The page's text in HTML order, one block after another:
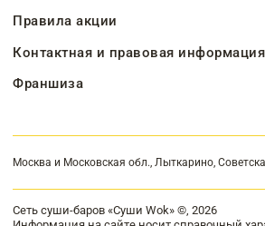
Правила акции
Контактная и правовая информация
Франшиза
Москва и Московская обл., Лыткарино,
Сеть суши-баров «Суши Wok» ©, 2026